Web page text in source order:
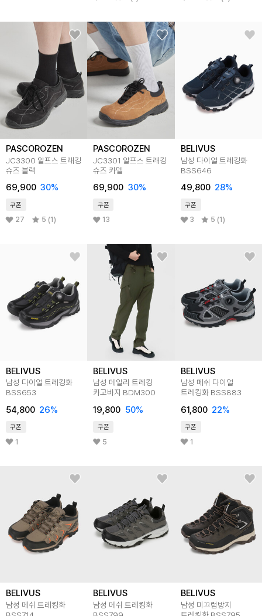
PASCOROZEN
JC3300 알프스 트래킹
슈즈 블랙
69,900 30%
쿠폰
27 5 (1)
PASCOROZEN
JC3301 알프스 트래킹
슈즈 카멜
69,900 30%
쿠폰
13
BELIVUS
남성 다이얼 트레킹화
BSS646
49,800 28%
쿠폰
3 5 (1)
BELIVUS
남성 다이얼 트레킹화
BSS653
54,800 26%
쿠폰
1
BELIVUS
남성 데일리 트레킹
카고바지 BDM300
19,800 50%
쿠폰
5
BELIVUS
남성 메쉬 다이얼
트레킹화 BSS883
61,800 22%
쿠폰
1
BELIVUS
남성 메쉬 트레킹화
BELIVUS
남성 메쉬 트레킹화
BELIVUS
남성 미끄럼방지